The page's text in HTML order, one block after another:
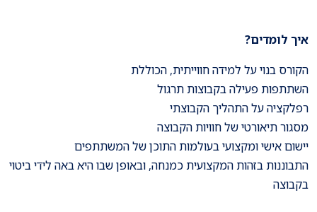
איך לומדים?
הקורס בנוי על למידה חווייתית, הכוללת
השתתפות פעילה בקבוצות תרגול
רפלקציה על התהליך הקבוצתי
מסגור תיאורטי של חוויות הקבוצה
יישום אישי ומקצועי בעולמות התוכן של המשתתפים
התבוננות בזהות המקצועית כמנחה, ובאופן שבו היא באה לידי ביטוי
בקבוצה